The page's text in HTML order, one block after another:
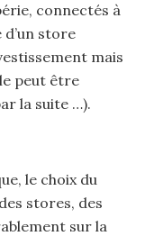
connectés à
store
mais
peut être
la suite …).
le choix du
stores, des
sur la